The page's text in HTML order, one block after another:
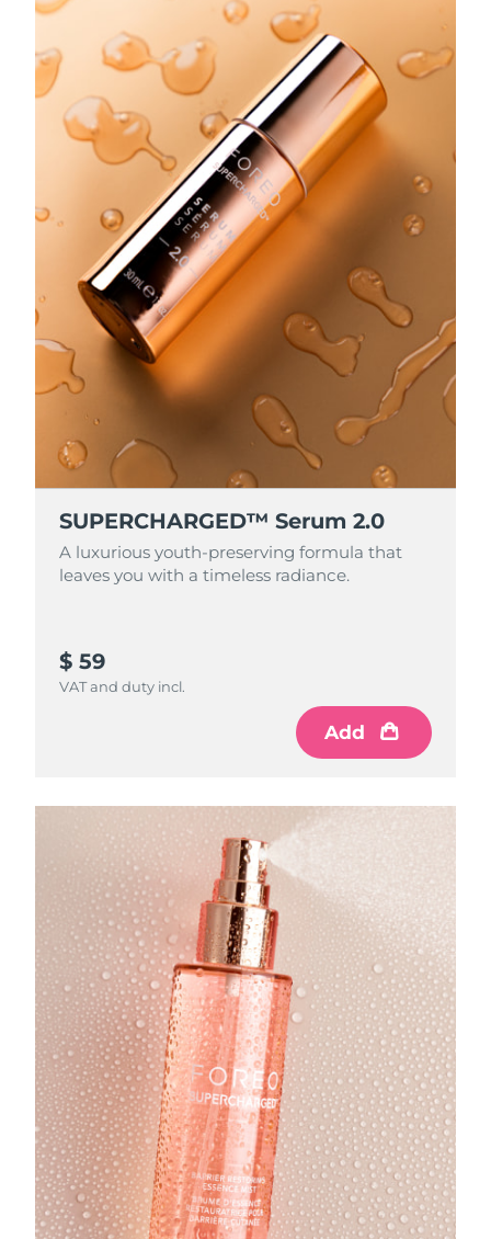
SUPERCHARGED™ Serum 2.0
A luxurious youth-preserving formula that
leaves you with a timeless radiance.
$ 59
VAT and duty incl.
Add